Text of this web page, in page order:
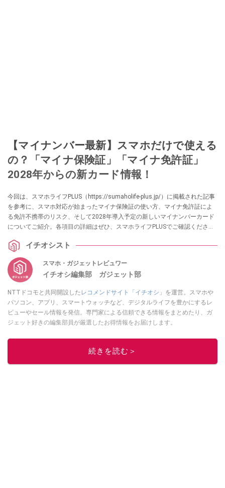
【マイナンバー最新】スマホだけで使える
の？「マイナ保険証」「マイナ免許証」
2028年からの新カード情報！
今回は、スマホライフPLUS（https://sumaholife-plus.jp/）に掲載された記事
を参考に、スマホ対応が始まったマイナ保険証の使い方、マイナ免許証によ
る免許不携帯のリスク、そして2028年導入予定の新しいマイナンバーカード
についてご紹介。各項目の詳細はぜひ、スマホライフPLUSでご確認くださ
イチオシスト
スマホ・ガジェットレビュワー
イチオシ編集部 ガジェット部
NTTドコモと共同開設した レコメンドサイト「イチオシ」 を運営。スマホや
パソコン、アプリ、スマートウォッチなど、デジタルライフを豊かにするレ
ビューやセール情報を発信。専門家による信頼できる情報をまとめたり、ガ
ジェット好きの編集部員が厳選したお得情報をお届けします。
このイチオシストの他の記事を読む
続きを読む＞